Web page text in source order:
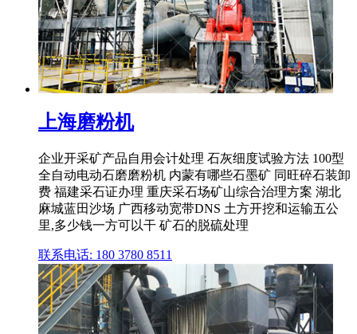
上海磨粉机
企业开采矿产品自用会计处理 石灰细度试验方法 100型
全自动电动石磨磨粉机 内蒙有哪些石墨矿 同旺碎石装卸
费 福建采石证办理 重庆采石场矿山综合治理方案 湖北
麻城蓝田沙场 广西移动宽带DNS 土方开挖和运输五公
里,多少钱一方可以干 矿石的脱硫处理
联系电话: 180 3780 8511